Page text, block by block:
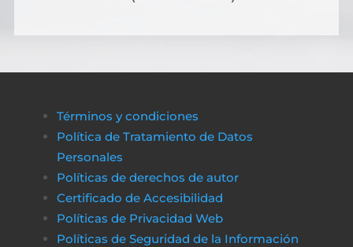
Términos y condiciones
Política de Tratamiento de Datos
Personales
Políticas de derechos de autor
Certificado de Accesibilidad
Políticas de Privacidad Web
Políticas de Seguridad de la Información